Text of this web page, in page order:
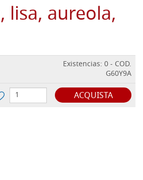
lisa, aureola,
Existencias: 0 - COD.
G60Y9A
ACQUISTA